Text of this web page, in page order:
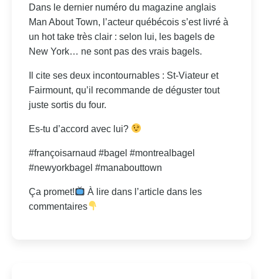
Dans le dernier numéro du magazine anglais
Man About Town, l’acteur québécois s’est livré à
un hot take très clair : selon lui, les bagels de
New York… ne sont pas des vrais bagels.
Il cite ses deux incontournables : St-Viateur et
Fairmount, qu’il recommande de déguster tout
juste sortis du four.
Es-tu d’accord avec lui?
#françoisarnaud #bagel #montrealbagel
#newyorkbagel #manabouttown
Ça promet!
À lire dans l’article dans les
commentaires